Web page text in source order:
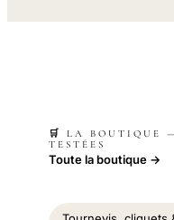
🛒 LA BOUTIQUE
TESTÉES
Toute la boutique →